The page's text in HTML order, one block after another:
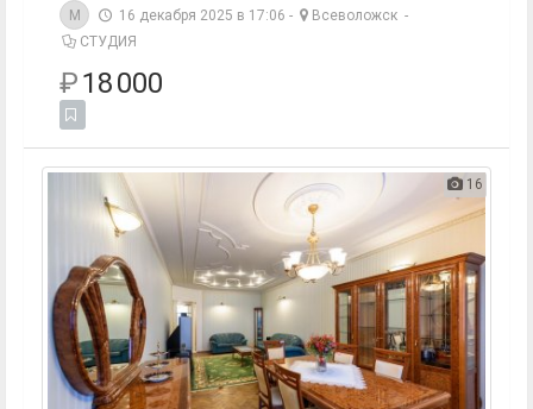
M 16 декабря 2025 в 17:06 - Всеволожск -
СТУДИЯ
₽18 000
16